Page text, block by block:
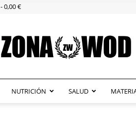
0,00 €
ZonaWOD
NUTRICIÓN SALUD